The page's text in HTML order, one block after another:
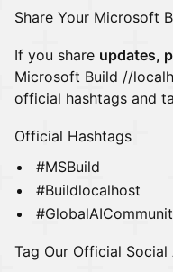
Share Your Microsoft
If you share updates,
Microsoft Build //
official hashtags and
Official Hashtags
#MSBuild
#Buildlocalhost
Tag Our Official Social